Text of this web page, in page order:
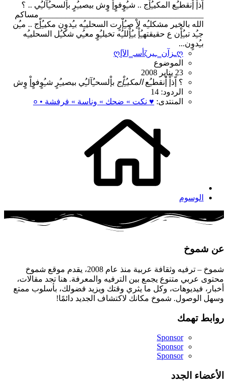
إّذإْ إْْنقطـُِع المكيـُِإْج .. شـُِوٍفوٍإْ وٍش بيصيـُِرٍ بإْلسحـُِآلـُِي .. ؟
________________________________________ مساكم
الله بالخير مشكلـُِه لإْ صـُِإْرٍت السحليـُِه بـُِدوٍن مكيـُِإْج .. مـُِن
جـُِد تبـُِإْن ع حقيقتهـُِإْ بـُِإْللـُِه تخيلـُِوٍ معـُِي شكـُِل السحليـُِه
بـُِدوٍن...
ღأسـ‗الآإζـزآن‗ـيرღ
الموضوع
23 يناير 2008
؟ إّذإْ إْْنقطـُِعالمكيـُِإْج بإْلسحـُِآلـُِي بيصيـُِرٍ شـُِوٍفوٍإْ وٍش
الردود: 14
المنتدى: ♥ نكت » ضحك » وناسة » فرفشة • ०
الوسوم
عن شموخ
شموخ – ترفيه وثقافة عربية منذ عام 2008، يقدم موقع شموخ
محتوى عربي متنوع يجمع بين الترفيه والمعرفة. هنا تجد مقالات،
أخبار، فيديوهات، وكل ما يثري وقتك ويزيد فضولك، بأسلوب ممتع
وسهل الوصول. شموخ مكانك لاكتشاف الجديد دائمًا!
روابط تهمك
Sponsor
Sponsor
Sponsor
الأعضاء الجدد